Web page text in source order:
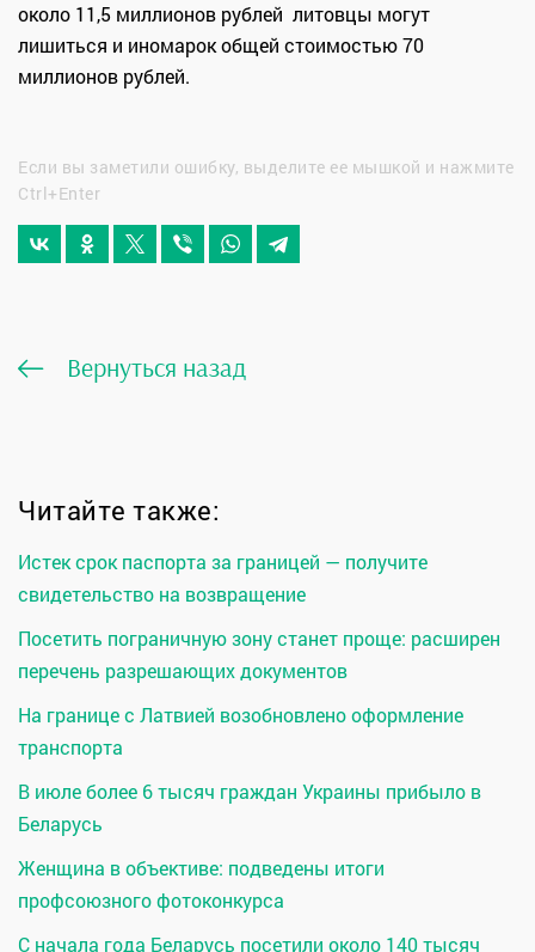
около 11,5 миллионов рублей литовцы могут
лишиться и иномарок общей стоимостью 70
миллионов рублей.
Если вы заметили ошибку, выделите ее мышкой и нажмите
Ctrl+Enter
Вернуться назад
Читайте также:
Истек срок паспорта за границей — получите
свидетельство на возвращение
Посетить пограничную зону станет проще: расширен
перечень разрешающих документов
На границе с Латвией возобновлено оформление
транспорта
В июле более 6 тысяч граждан Украины прибыло в
Беларусь
Женщина в объективе: подведены итоги
профсоюзного фотоконкурса
С начала года Беларусь посетили около 140 тысяч